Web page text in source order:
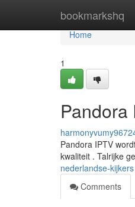
bookmarkshq
Home
Home
1
Pandora
Pandora IPTV
kwaliteit . Talrijke
nederlandse-kijkers
Comments